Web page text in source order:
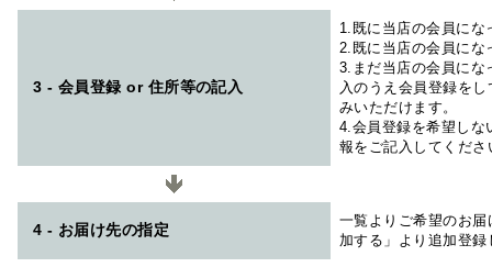
3 - 会員登録 or 住所等の記入
1.既に当店の会員にな
2.既に当店の会員にな
3.まだ当店の会員にな
入のうえ会員登録を
みいただけます。
4.会員登録を希望しな
報をご記入してくださ
4 - お届け先の指定
一覧よりご希望のお
加する」より追加登